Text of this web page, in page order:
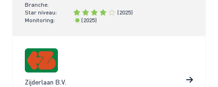
Branche:
Star niveau:
(2025)
Monitoring:
< 2 jaar
(2025)
Zijderlaan B.V.